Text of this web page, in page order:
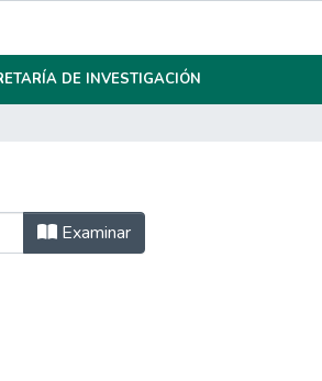
DE INVESTIGACIÓN
Examinar